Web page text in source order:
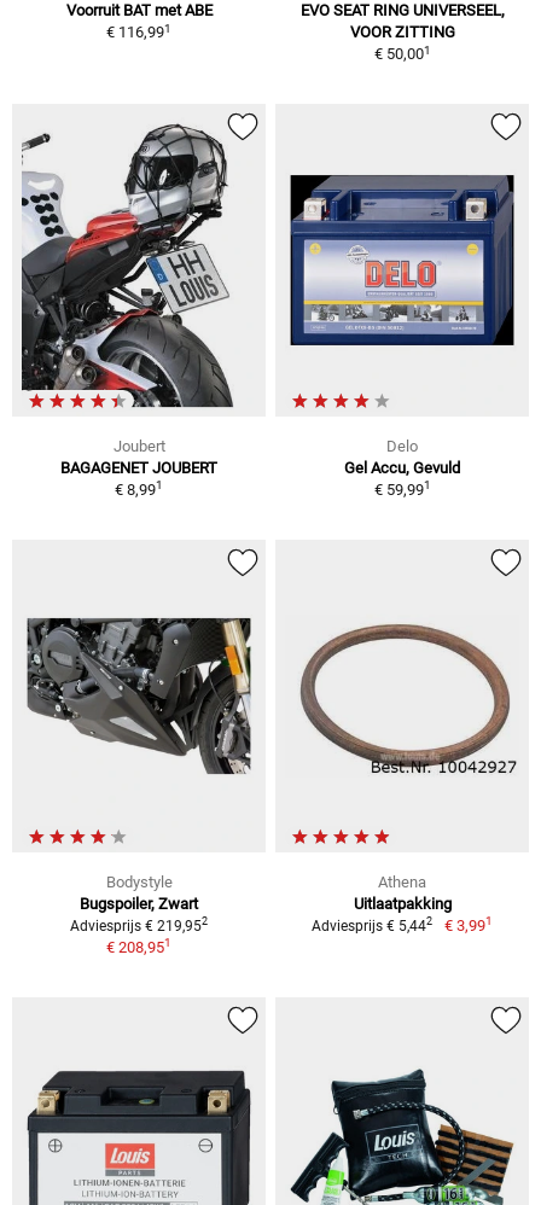
Voorruit BAT met ABE
€ 116,991
EVO SEAT RING UNIVERSEEL,
VOOR ZITTING
€ 50,001
Joubert
BAGAGENET JOUBERT
€ 8,991
Delo
Gel Accu, Gevuld
€ 59,991
Bodystyle
Bugspoiler, Zwart
Adviesprijs € 219,952
€ 208,951
Athena
Uitlaatpakking
Adviesprijs € 5,442 € 3,991